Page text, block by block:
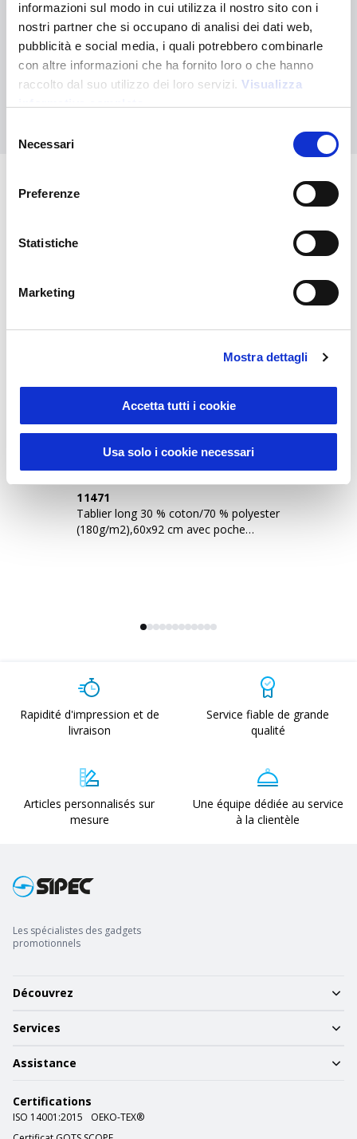
informazioni sul modo in cui utilizza il nostro sito con i
nostri partner che si occupano di analisi dei dati web,
pubblicità e social media, i quali potrebbero combinarle
con altre informazioni che ha fornito loro o che hanno
raccolto dal suo utilizzo dei loro servizi. Visualizza
delNecessari
Preferenze
Statistiche
Marketing
Mostra dettagli
Accetta tutti i cookie
Usa solo i cookie necessari
Vous n'avez pas trouvé ce que vous cherchiez ?
Contactez-nous pour obtenir de l'aide ou demandez votre
commande personnalisée
Nous contacter
Vous pourriez également être
11471
Tablier long 30 % coton/70 % polyester
(180g/m2),60x92 cm avec poche
Rapidité d'impression et de
livraison
Service fiable de grande
qualité
Articles personnalisés sur
mesure
Une équipe dédiée au service
à la clientèle
Les spécialistes des gadgets
promotionnels
Découvrez
Services
Assistance
Certifications
ISO 14001:2015
OEKO-TEX®